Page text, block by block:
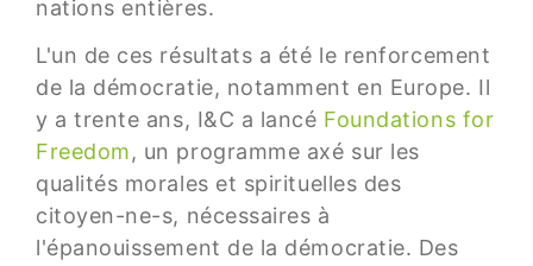
nations entières.
L'un de ces résultats a été le renforcement
de la démocratie, notamment en Europe. Il
y a trente ans, I&C a lancé Foundations for
Freedom, un programme axé sur les
qualités morales et spirituelles des
citoyen-ne-s, nécessaires à
l'épanouissement de la démocratie. Des